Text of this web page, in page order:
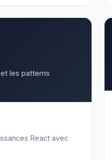
les patterns
React avec